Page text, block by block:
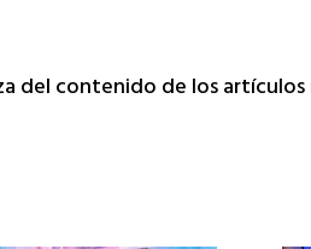
del contenido de los